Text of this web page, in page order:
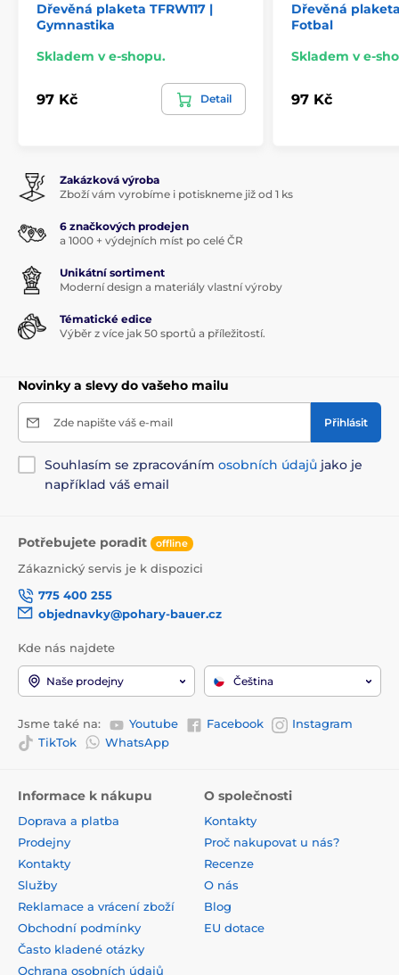
Dřevěná plaketa TFRW117 |
Gymnastika
Skladem v e-shopu.
97 Kč Detail
Dřevěná
Fotbal
Skladem v e-
97 Kč
Zakázková výroba
Zboží vám vyrobíme i potiskneme již od 1 ks
6 značkových prodejen
a 1000 + výdejních míst po celé ČR
Unikátní sortiment
Moderní design a materiály vlastní výroby
Tématické edice
Výběr z více jak 50 sportů a příležitostí.
Novinky a slevy do vašeho mailu
Zde napište váš e-mail Přihlásit
Souhlasím se zpracováním osobních údajů jako je
například váš email
Potřebujete poradit offline
Zákaznický servis je k dispozici
775 400 255
objednavky@pohary-bauer.cz
Kde nás najdete
Naše prodejny Čeština
Jsme také na: Youtube Facebook
Instagram
TikTok
WhatsApp
Informace k nákupu
Doprava a platba
Prodejny
Kontakty
Služby
Reklamace a vrácení zboží
Obchodní podmínky
Často kladené otázky
Ochrana osobních údajů
O společnosti
Kontakty
Proč nakupovat u nás?
Recenze
O nás
Blog
EU dotace